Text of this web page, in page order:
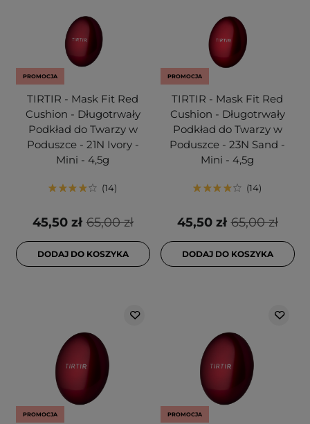
PROMOCJA
TIRTIR - Mask Fit Red
Cushion - Długotrwały
Podkład do Twarzy w
Poduszce - 21N Ivory -
Mini - 4,5g
14
65,00 zł
45,50 zł
DODAJ DO KOSZYKA
PROMOCJA
TIRTIR - Mask Fit Red
Cushion - Długotrwały
Podkład do Twarzy w
Poduszce - 23N Sand -
Mini - 4,5g
14
65,00 zł
45,50 zł
DODAJ DO KOSZYKA
PROMOCJA PROMOCJA